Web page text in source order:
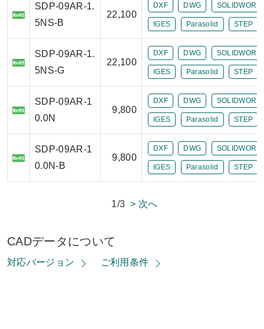
SDP-09AR-1.
5NS-B
22,100
DXF DWG
IGES Parasolid STEP
SDP-09AR-1.
5NS-G
22,100
DXF DWG
IGES Parasolid STEP
SDP-09AR-1
0.0N
9,800
DXF DWG
IGES Parasolid STEP
SDP-09AR-1
0.0N-B
9,800
DXF DWG
IGES Parasolid STEP
1/3 > 次へ
CADデータについて
対応バージョン ご利用条件